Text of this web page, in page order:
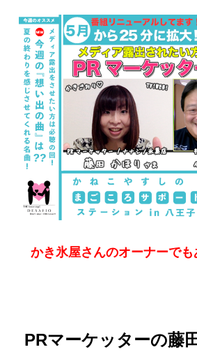
かき氷屋さんのオーナーでも
PRマーケッターの藤